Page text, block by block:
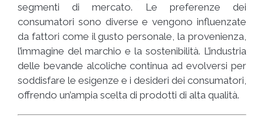
segmenti di mercato. Le preferenze dei
consumatori sono diverse e vengono influenzate
da fattori come il gusto personale, la provenienza,
l’immagine del marchio e la sostenibilità. L’industria
delle bevande alcoliche continua ad evolversi per
soddisfare le esigenze e i desideri dei consumatori,
offrendo un’ampia scelta di prodotti di alta qualità.